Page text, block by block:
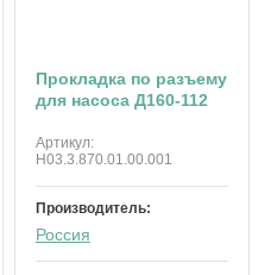
Прокладка по разъему
для насоса Д160-112
Артикул:
Н03.3.870.01.00.001
Производитель:
Россия